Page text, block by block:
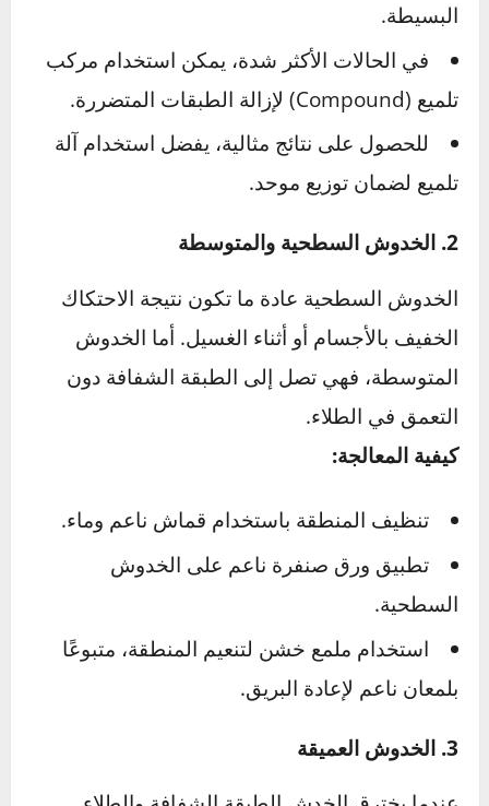
يظهر اللون الأسود رماديًا أو الأحمر ورديًا.
كيفية المعالجة:
استخدم ملمعات ناعمة للتعامل مع الأكسدة
البسيطة.
في الحالات الأكثر شدة، يمكن استخدام مركب
تلميع (Compound) لإزالة الطبقات المتضررة.
للحصول على نتائج مثالية، يفضل استخدام آلة
تلميع لضمان توزيع موحد.
الخدوش السطحية عادة ما تكون نتيجة الاحتكاك
المتوسطة، فهي تصل إلى الطبقة الشفافة دون
التعمق في الطلاء.
كيفية المعالجة:
تنظيف المنطقة باستخدام قماش ناعم وماء.
تطبيق ورق صنفرة ناعم على الخدوش